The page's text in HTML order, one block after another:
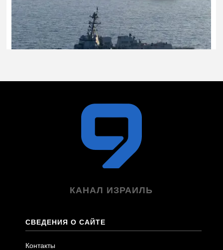
КАНАЛ ИЗРАИЛЬ
СВЕДЕНИЯ О САЙТЕ
Контакты